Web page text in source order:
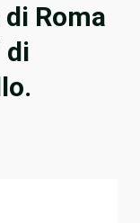
di Roma
di